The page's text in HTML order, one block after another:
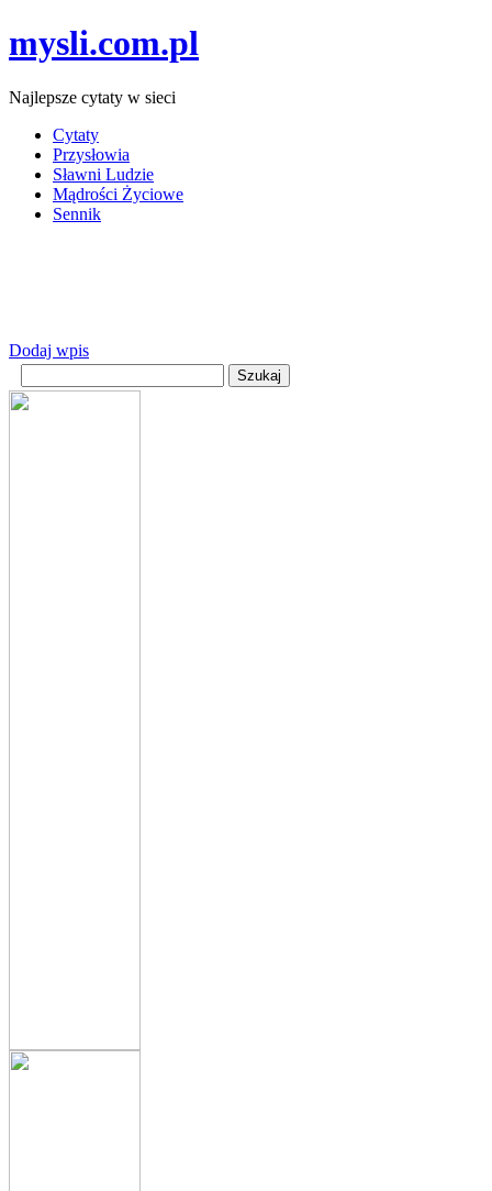
mysli.com.pl
Najlepsze cytaty w sieci
Cytaty
Przysłowia
Sławni Ludzie
Mądrości Życiowe
Sennik
Dodaj wpis